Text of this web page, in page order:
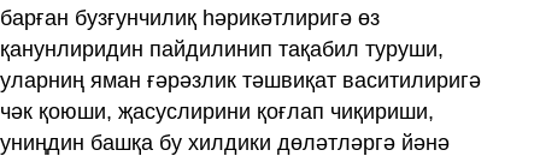
барған бузғунчилиқ һәрикәтлиригә өз
қанунлиридин пайдилинип тақабил туруши,
уларниң яман ғәрәзлик тәшвиқат васитилиригә
чәк қоюши, җасуслирини қоғлап чиқириши,
униңдин башқа бу хилдики дөләтләргә йәнә